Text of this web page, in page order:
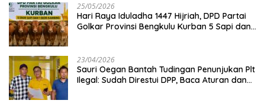
25/05/2026
Hari Raya Iduladha 1447 Hijriah, DPD Partai
Golkar Provinsi Bengkulu Kurban 5 Sapi dan 1
23/04/2026
Sauri Oegan Bantah Tudingan Penunjukan Plt
Ilegal: Sudah Direstui DPP, Baca Aturan dan